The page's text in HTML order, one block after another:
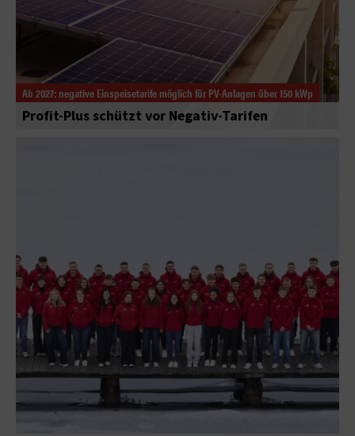
Ab 2027: negative Einspeisetarife möglich für PV-Anlagen über 150 kWp
Profit-Plus schützt vor Negativ-Tarifen